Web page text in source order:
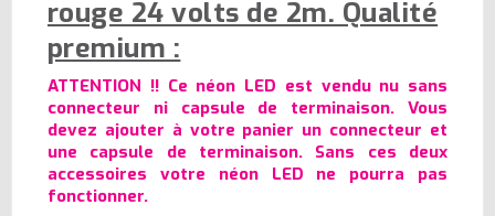
rouge 24 volts de 2m. Qualité
premium :
ATTENTION !! Ce néon LED est vendu nu sans
connecteur ni capsule de terminaison. Vous
devez ajouter à votre panier un connecteur et
une capsule de terminaison. Sans ces deux
accessoires votre néon LED ne pourra pas
fonctionner.